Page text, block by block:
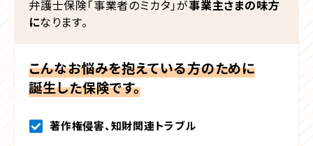
弁護士保険「事業者のミカタ」が事業主さまの味方
になります。
こんなお悩みを抱えている方のために
誕生した保険です。
著作権侵害、知財関連トラブル